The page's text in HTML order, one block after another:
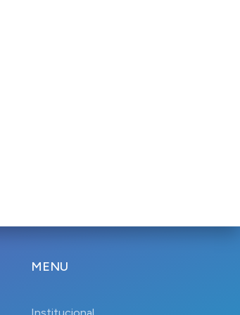
MENU
Institucional